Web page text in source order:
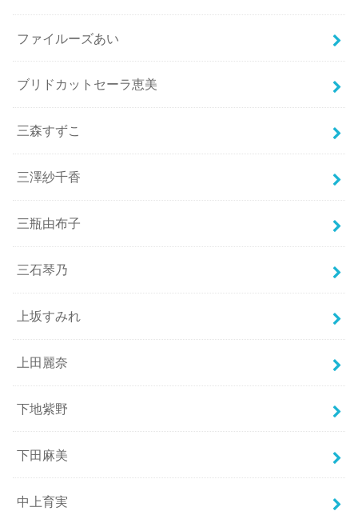
ファイルーズあい
ブリドカットセーラ恵美
三森すずこ
三澤紗千香
三瓶由布子
三石琴乃
上坂すみれ
上田麗奈
下地紫野
下田麻美
中上育実